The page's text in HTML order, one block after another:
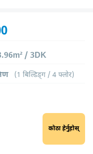
/ 3DK
(1 बिल्डिङ्ग / 4 फ्लोर)
कोठा हेर्नुहोस्